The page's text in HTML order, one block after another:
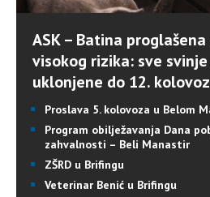
ASK – Batina
visokog rizika: sve
uklonjene do 12.
Proslava 5. kolovoza u Belom
Program obilježavanja Dana
zahvalnosti – Beli Manastir
ZŠRD u Brifingu
Veterinar Benić u Brifingu